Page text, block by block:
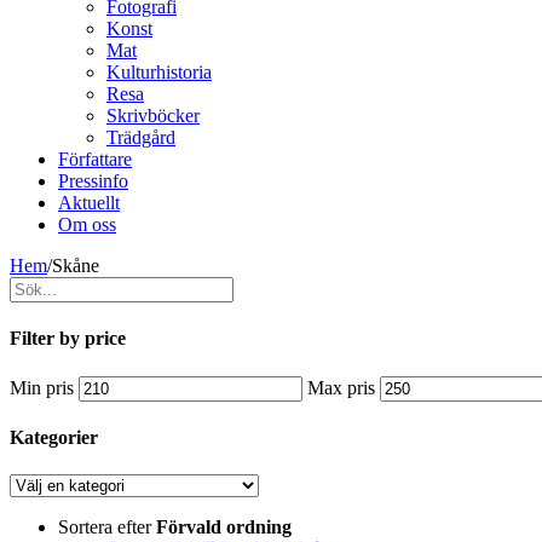
Fotografi
Konst
Mat
Kulturhistoria
Resa
Skrivböcker
Trädgård
Författare
Pressinfo
Aktuellt
Om oss
Hem/Skåne
Filter by price
Min pris Max pris
Kategorier
Sortera efterFörvald ordning